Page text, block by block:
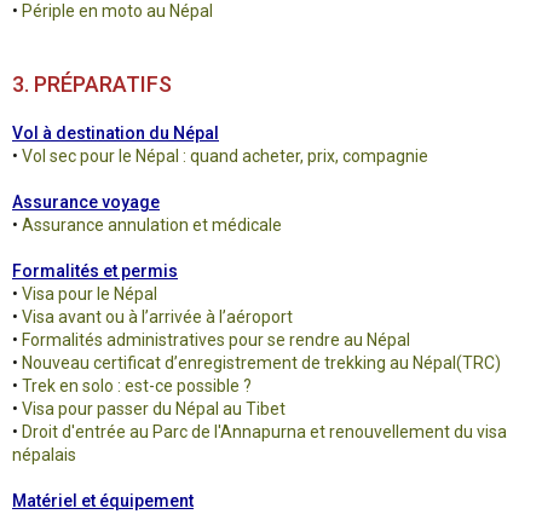
• Périple en moto au Népal
3. PRÉPARATIFS
Vol à destination du Népal
• Vol sec pour le Népal : quand acheter, prix, compagnie
Assurance voyage
• Assurance annulation et médicale
Formalités et permis
• Visa pour le Népal
• Visa avant ou à l’arrivée à l’aéroport
• Formalités administratives pour se rendre au Népal
• Nouveau certificat d’enregistrement de trekking au Népal(TRC)
• Trek en solo : est-ce possible ?
• Visa pour passer du Népal au Tibet
• Droit d'entrée au Parc de l'Annapurna et renouvellement du visa
népalais
Matériel et équipement